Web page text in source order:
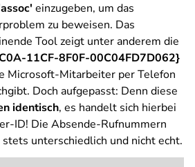
einzugeben, um das
zu beweisen. Das
Tool zeigt unter anderem die
11CF-8F0F-00C04FD7D062}
Microsoft-Mitarbeiter per Telefon
Doch aufgepasst: Denn diese
identisch, es handelt sich hierbei
ID! Die Absende-Rufnummern
unterschiedlich und nicht echt.